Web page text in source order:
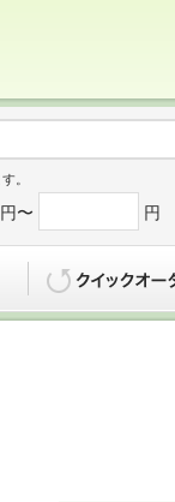
。
円〜 円